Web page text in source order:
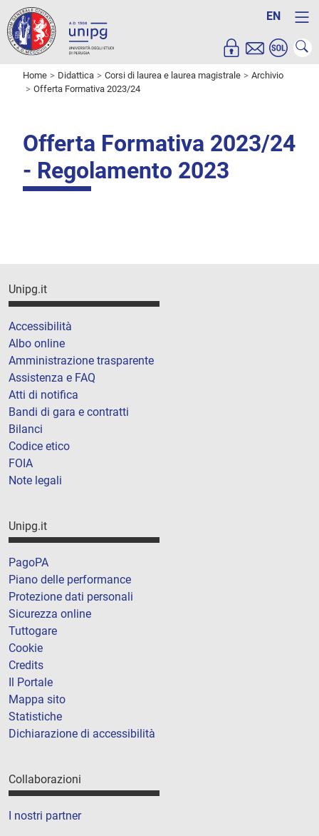
EN
Home Didattica Corsi di laurea e laurea magistrale
Archivio
Offerta Formativa 2023/24
Offerta Formativa 2023/24
- Regolamento 2023
Unipg.it
Accessibilità
Albo online
Amministrazione trasparente
Assistenza e FAQ
Atti di notifica
Bandi di gara e contratti
Bilanci
Codice etico
FOIA
Note legali
Unipg.it
PagoPA
Piano delle performance
Protezione dati personali
Sicurezza online
Tuttogare
Cookie
Credits
Il Portale
Mappa sito
Statistiche
Dichiarazione di accessibilità
Collaborazioni
I nostri partner